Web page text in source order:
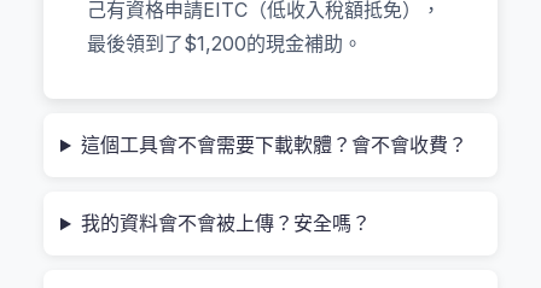
鐘就出來完整報告。操作起來比我在學校用 Excel 計
算 GPA 還順手！
你破解
1. 「我年薪75萬美元，真的要繳那麼多嗎？」——來
己有資格申請EITC（低收入稅額抵免），
最後領到了$1,200的現金補助。
這個工具會不會需要下載軟體？會不會收費？
我的資料會不會被上傳？安全嗎？